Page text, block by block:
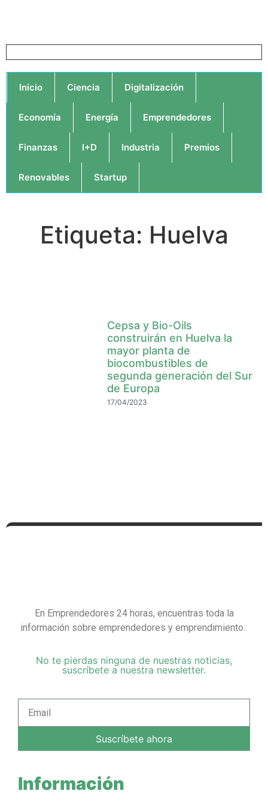
Inicio Ciencia Digitalización
Economía Energía Emprendedores
Finanzas I+D Industria Premios
Renovables Startup
Etiqueta: Huelva
Cepsa y Bio-Oils
construirán en Huelva la
mayor planta de
biocombustibles de
segunda generación del Sur
de Europa
17/04/2023
En Emprendedores 24 horas, encuentras toda la
información sobre emprendedores y emprendimiento.
No te pierdas ninguna de nuestras noticias,
suscríbete a nuestra newsletter.
Suscríbete ahora
Información